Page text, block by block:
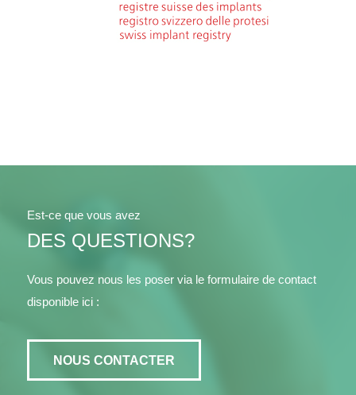
Est-ce que vous avez
DES QUESTIONS?
Vous pouvez nous les poser via le formulaire de contact
disponible ici :
NOUS CONTACTER